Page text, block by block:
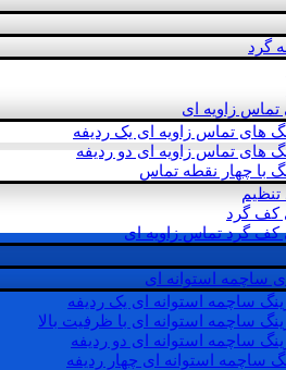
گرد
تماس زاویه ای
های تماس زاویه ای یک ردیفه
های تماس زاویه ای دو ردیفه
با چهار نقطه تماس
تنظیم
کف گرد
کف گرد تماس زاویه ای
ساچمه استوانه ای
ساچمه استوانه ای یک ردیفه
ساچمه استوانه ای با ظرفیت بالا
ساچمه استوانه ای دو ردیفه
ساچمه استوانه ای چهار ردیفه